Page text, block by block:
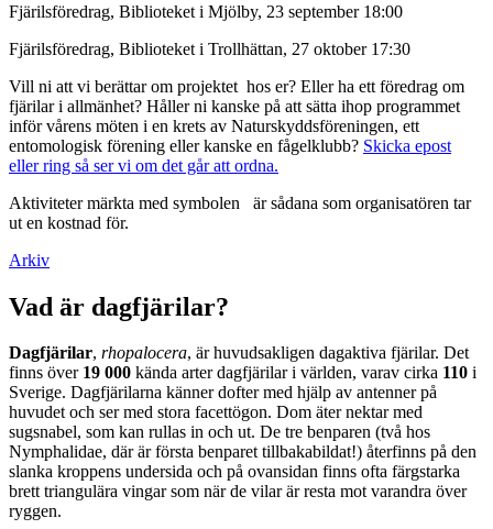
Fjärilsföredrag, Biblioteket i Mjölby, 23 september 18:00
Fjärilsföredrag, Biblioteket i Trollhättan, 27 oktober 17:30
Vill ni att vi berättar om projektet hos er? Eller ha ett föredrag om
fjärilar i allmänhet? Håller ni kanske på att sätta ihop programmet
inför vårens möten i en krets av Naturskyddsföreningen, ett
entomologisk förening eller kanske en fågelklubb? Skicka epost
eller ring så ser vi om det går att ordna.
Aktiviteter märkta med symbolen
är sådana som organisatören tar
ut en kostnad för.
Arkiv
Vad är dagfjärilar?
Dagfjärilar, rhopalocera, är huvudsakligen dagaktiva fjärilar. Det
finns över 19 000 kända arter dagfjärilar i världen, varav cirka 110 i
Sverige. Dagfjärilarna känner dofter med hjälp av antenner på
huvudet och ser med stora facettögon. Dom äter nektar med
sugsnabel, som kan rullas in och ut. De tre benparen (två hos
Nymphalidae, där är första benparet tillbakabildat!) återfinns på den
slanka kroppens undersida och på ovansidan finns ofta färgstarka
brett triangulära vingar som när de vilar är resta mot varandra över
ryggen.